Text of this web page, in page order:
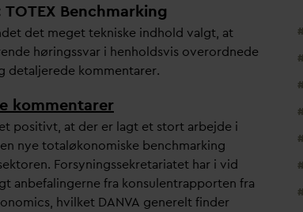
Benchmarking
det meget tekniske indhold valgt, at
høringssvar i henholdsvis overordnede
detaljerede kommentarer.
kommentarer
positivt, at der er lagt et stort arbejde i
nye totaløkonomiske benchmarking
Forsyningssekretariatet har i vid
anbefalingerne fra konsulentrapporten fra
hvilket DANVA generelt finder